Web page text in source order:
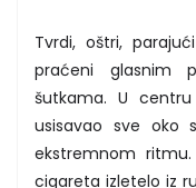
Tvrdi, oštri,
praćeni glasnim
šutkama. U
usisavao sve oko
ekstremnom
cigareta izletelo iz